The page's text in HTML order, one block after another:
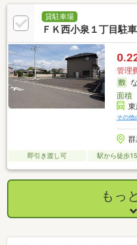
貸駐車場
ＦＫ西小泉１丁目駐
管理
面積
その他
即引き渡し可 駅から徒歩
もっ